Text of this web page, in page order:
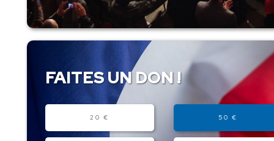
FAITES UN DON !
20 € 50 €